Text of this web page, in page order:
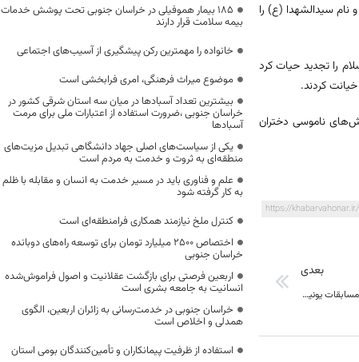
نام سیدالشهدا (ع) را
را تجدید حیات کرد
ناموسی دختران
https://
بعدی
استقبال مدیران دانشگاه بیرجند از دارنده مدال طلای مسابقات یونیورسیاد ۲۰۱۹ ایتالیا
۱۸۵ بیمار هموفیلی در خراسان جنوبی تحت پوشش خدمات
بیمه سلامت قرار دارند
خانواده را مهمترین رکن پیشگیری از آسیب‌های اجتماعی
موضوع میراث فرهنگی، امری فرابخشی است
بیشترین تعداد آسبادها در میان سه استان شرقی کشور در
خراسان جنوبی ،ضرورت استفاده از اعتبارات ملی برای مرمت
آسبادها
یکی از سیاست‌های اصلی جهاد دانشگاهی تبدیل مزیت‌های
منطقه‌ای به ثروت و خدمت به مردم است
علم و فناوری باید در مسیر خدمت به انسان و مقابله با ظلم
به کار گرفته شود
کنترل ملخ نیازمند همکاری فرامنطقه‌ای است
اختصاص 2500 میلیارد تومان برای توسعه راه‌های دوبانده
خراسان جنوبی
اربعین فرصتی برای بازگشت عقلانیت و اصول فراموش‌شده
انسانیت به جامعه بشری است
خراسان جنوبی در خدمت‌رسانی به زائران اربعین، الگوی
همدلی و اخلاص است
استفاده از ظرفیت پیمانکاران و تأمین‌کنندگان بومی استان